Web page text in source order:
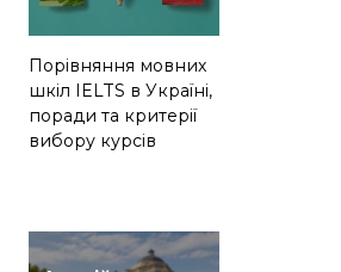
Порівняння мовних
шкіл IELTS в Україні,
поради та критерії
вибору курсів